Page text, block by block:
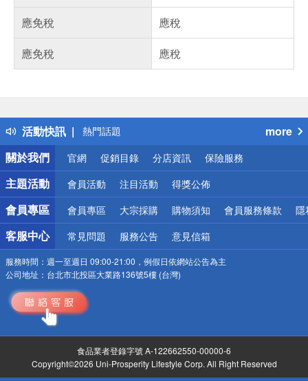
應免稅
應稅
應免稅
應稅
活動快訊
得獎公告
熱門話題
銀行優惠
偏遠地區配送
詐騙網頁！請小心！
more
關於我們
官網 促銷目錄 分店資訊 保險服務
主題活動 會員活動 注目活動 得獎公佈
會員專區 會員專區 大宗採購 購物須知 會員服務條款 隱
客服中心 常見問題 服務公告 意見信箱
服務時間： 週一至週日 09:00-21:00，例假日依網站公告為主
公司地址： 台北市北投區大業路136號5樓 (台灣)
食品業者登錄字號 A-122662550-00000-6
Copyright©2026 Uni-Prosperity Lifestyle Corp. All Right Reserved